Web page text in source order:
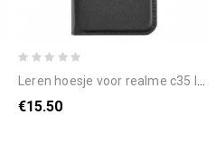
leren hoesje voor realme c35 lychee-textuur
€15.50